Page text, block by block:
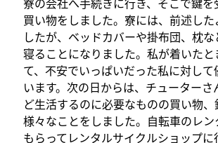
買い物をしました。寮には、前述し
したが、ベッドカバーや掛布団、枕
寝ることになりました。私が着いた
て、不安でいっぱいだった私に対し
います。次の日からは、チューター
ど生活するのに必要なものの買い物
様々なことをしました。自転車のレ
もらってレンタルサイクルショップ